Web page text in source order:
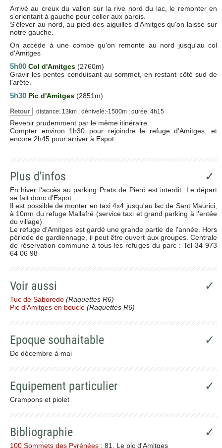
Arrivé au creux du vallon sur la rive nord du lac, le remonter en
s'orientant à gauche pour coller aux parois.
S'élever au nord, au pied des aiguilles d'Amitges qu'on laisse sur
notre gauche.
On accède à une combe qu'on remonte au nord jusqu'au col
d'Amitges
5h00 Col d'Amitges (2760m)
Gravir les pentes conduisant au sommet, en restant côté sud de
l'arête.
5h30 Pic d'Amitges (2851m)
Retour distance: 13km ; dénivelé:-1500m ; durée: 4h15
Revenir prudemment par le même itinéraire.
Compter environ 1h30 pour rejoindre le refuge d'Amitges, et
encore 2h45 pour arriver à Espot.
Plus d'infos ✓
En hiver l'accès au parking Prats de Pieró est interdit. Le départ
se fait donc d'Espot.
Il est possible de monter en taxi 4x4 jusqu'au lac de Sant Maurici,
à 10mn du refuge Mallafré (service taxi et grand parking à l'entée
du village)
Le refuge d'Amitges est gardé une grande partie de l'année. Hors
période de gardiennage, il peut être ouvert aux groupes. Centrale
de réservation commune à tous les refuges du parc : Tel 34 973
64 06 98
Voir aussi ✓
Tuc de Saboredo (Raquettes R6)
Pic d'Amitges en boucle (Raquettes R6)
Epoque souhaitable ✓
De décembre à mai
Equipement particulier ✓
Crampons et piolet
Bibliographie ✓
100 Sommets des Pyrénées : 81. Le pic d'Amitges